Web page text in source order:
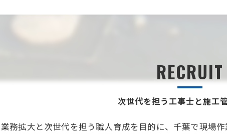
RECRUIT
次世代を担う工事士と施工
業務拡大と次世代を担う職人育成を目的に、千葉で現場作